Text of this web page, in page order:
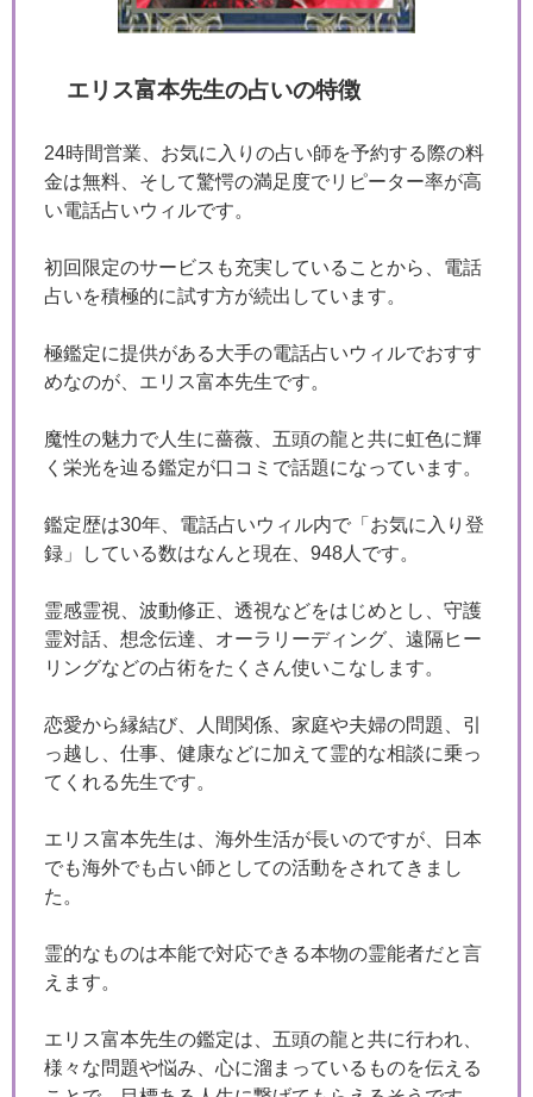
エリス富本先生の占いの特徴
24時間営業、お気に入りの占い師を予約する際の料
金は無料、そして驚愕の満足度でリピーター率が高
い電話占いウィルです。
初回限定のサービスも充実していることから、電話
占いを積極的に試す方が続出しています。
極鑑定に提供がある大手の電話占いウィルでおすす
めなのが、エリス富本先生です。
魔性の魅力で人生に薔薇、五頭の龍と共に虹色に輝
く栄光を辿る鑑定が口コミで話題になっています。
鑑定歴は30年、電話占いウィル内で「お気に入り登
録」している数はなんと現在、948人です。
霊感霊視、波動修正、透視などをはじめとし、守護
霊対話、想念伝達、オーラリーディング、遠隔ヒー
リングなどの占術をたくさん使いこなします。
恋愛から縁結び、人間関係、家庭や夫婦の問題、引
っ越し、仕事、健康などに加えて霊的な相談に乗っ
てくれる先生です。
エリス富本先生は、海外生活が長いのですが、日本
でも海外でも占い師としての活動をされてきまし
た。
霊的なものは本能で対応できる本物の霊能者だと言
えます。
エリス富本先生の鑑定は、五頭の龍と共に行われ、
様々な問題や悩み、心に溜まっているものを伝える